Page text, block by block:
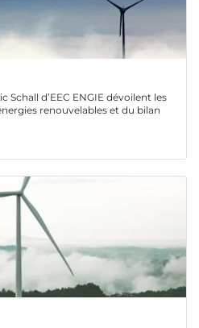
Schall d’EEC ENGIE dévoilent les
renouvelables et du bilan